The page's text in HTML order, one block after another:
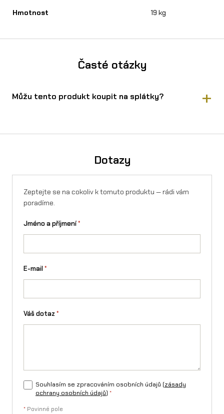
Hmotnost 19 kg
Časté otázky
Můžu tento produkt koupit na splátky?
Dotazy
Zeptejte se na cokoliv k tomuto produktu — rádi vám
poradíme.
Jméno a příjmení*
E-mail*
Váš dotaz *
Souhlasím se zpracováním osobních údajů (zásady
ochrany osobních údajů) *
* Povinné pole